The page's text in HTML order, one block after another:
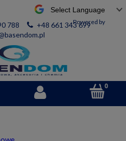
Powered by
788
+48 661 343 699